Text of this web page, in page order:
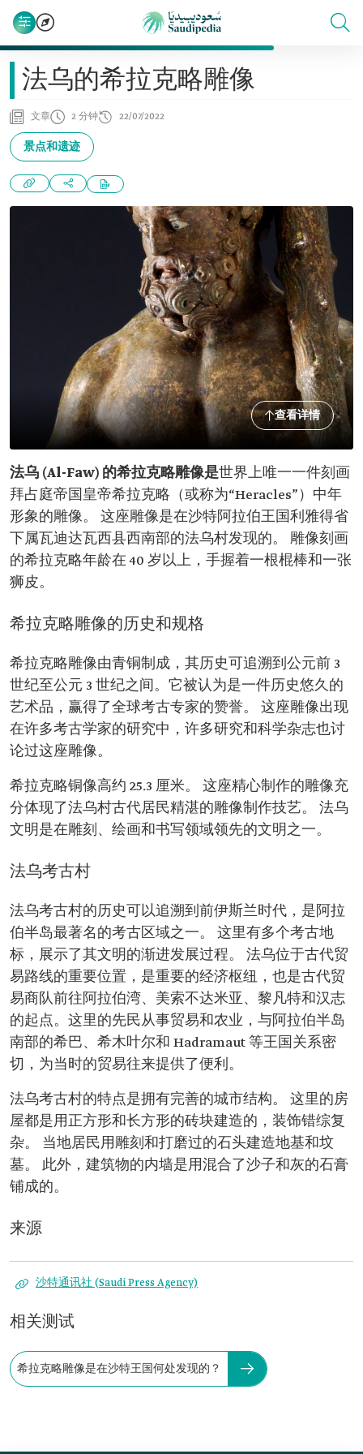
法乌的希拉克略雕像
文章 2 分钟 22/07/2022
景点和遗迹
查看详情
法乌 (Al-Faw) 的希拉克略雕像是世界上唯一一件刻画
拜占庭帝国皇帝希拉克略（或称为“Heracles”）中年
形象的雕像。 这座雕像是在沙特阿拉伯王国利雅得省
下属瓦迪达瓦西县西南部的法乌村发现的。 雕像刻画
的希拉克略年龄在 40 岁以上，手握着一根棍棒和一张
狮皮。
希拉克略雕像的历史和规格
希拉克略雕像由青铜制成，其历史可追溯到公元前 3
世纪至公元 3 世纪之间。它被认为是一件历史悠久的
艺术品，赢得了全球考古专家的赞誉。 这座雕像出现
在许多考古学家的研究中，许多研究和科学杂志也讨
论过这座雕像。
希拉克略铜像高约 25.3 厘米。 这座精心制作的雕像充
分体现了法乌村古代居民精湛的雕像制作技艺。 法乌
文明是在雕刻、绘画和书写领域领先的文明之一。
法乌考古村
法乌考古村的历史可以追溯到前伊斯兰时代，是阿拉
伯半岛最著名的考古区域之一。 这里有多个考古地
标，展示了其文明的渐进发展过程。 法乌位于古代贸
易路线的重要位置，是重要的经济枢纽，也是古代贸
易商队前往阿拉伯湾、美索不达米亚、黎凡特和汉志
的起点。这里的先民从事贸易和农业，与阿拉伯半岛
南部的希巴、希木叶尔和 Hadramaut 等王国关系密
切，为当时的贸易往来提供了便利。
法乌考古村的特点是拥有完善的城市结构。 这里的房
屋都是用正方形和长方形的砖块建造的，装饰错综复
杂。 当地居民用雕刻和打磨过的石头建造地基和坟
墓。 此外，建筑物的内墙是用混合了沙子和灰的石膏
铺成的。
来源
沙特通讯社 (Saudi Press Agency)
相关测试
希拉克略雕像是在沙特王国何处发现的？